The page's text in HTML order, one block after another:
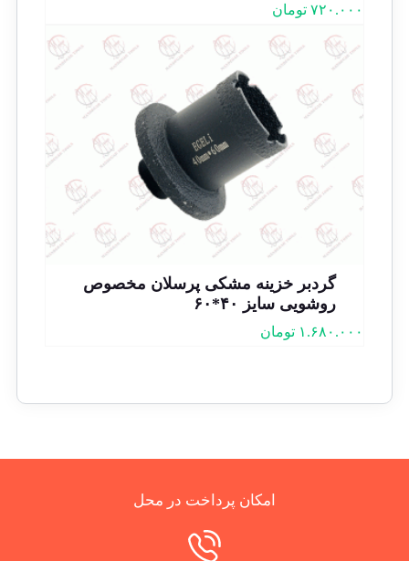
۷۲۰.۰۰۰ تومان
گردبر خزینه مشکی پرسلان مخصوص
روشویی سایز ۴۰*۶۰
۱.۶۸۰.۰۰۰ تومان
امکان پرداخت در محل